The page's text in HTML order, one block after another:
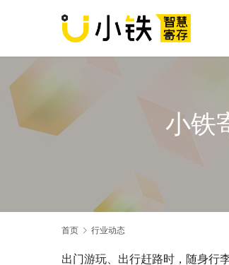
小铁
首页 行业动态
出门游玩、出行赶路时，随身行